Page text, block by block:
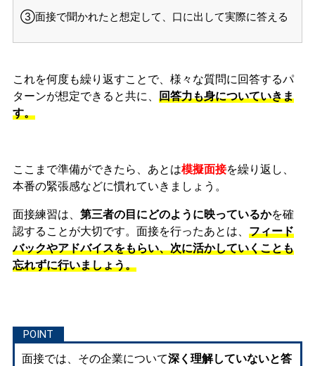
③面接で聞かれたと想定して、口に出して実際に答える
これを何度も繰り返すことで、様々な質問に回答するパ
ターンが想定できると共に、 回答力も身についていきま
す。
ここまで準備ができたら、あとは模擬面接を繰り返し、
本番の緊張感などに慣れていきましょう。
面接練習は、 第三者の目にどのように映っているかを確
認することが大切です。面接を行ったあとは、 フィード
バックやアドバイスをもらい、次に活かしていくことも
忘れずに行いましょう。
面接では、その企業について深く理解していないと答